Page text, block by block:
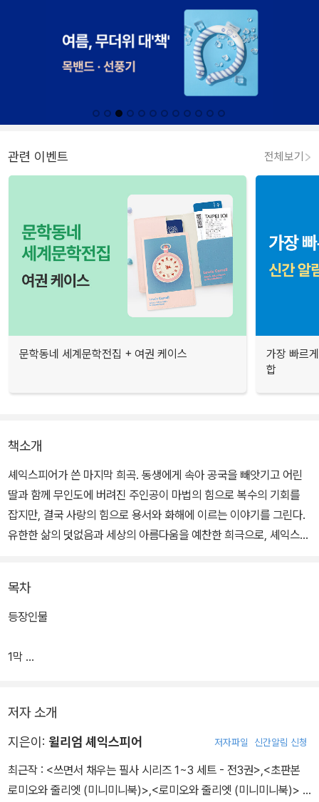
관련 이벤트 전체보기
문학동네 세계문학전집 + 여권 케이스
가장 빠르
합
책소개
셰익스피어가 쓴 마지막 희곡. 동생에게 속아 공국을 빼앗기고 어린
딸과 함께 무인도에 버려진 주인공이 마법의 힘으로 복수의 기회를
잡지만, 결국 사랑의 힘으로 용서와 화해에 이르는 이야기를 그린다.
유한한 삶의 덧없음과 세상의 아름다움을 예찬한 희극으로, 셰익스피
목차
등장인물
1막
저자 소개
지은이: 윌리엄 셰익스피어 저자파일 신간알림 신청
최근작 : <쓰면서 채우는 필사 시리즈 1~3 세트 - 전3권>,<초판본
로미오와 줄리엣 (미니미니북)>,<로미오와 줄리엣 (미니미니북)> …